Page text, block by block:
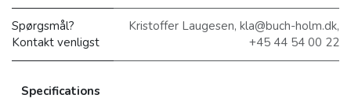
Spørgsmål?
Kontakt venligst
Kristoffer Laugesen, kla@buch-holm.dk,
+45 44 54 00 22
Specifications